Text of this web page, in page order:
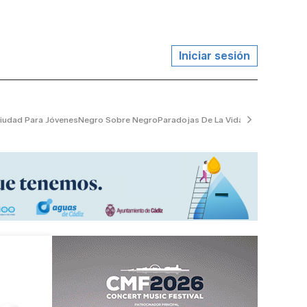
Iniciar sesión
Para JóvenesNegro Sobre NegroParadojas De La Vida El Jardinero